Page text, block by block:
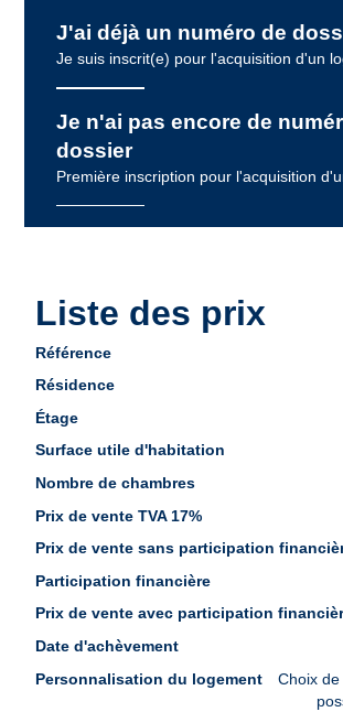
J'ai déjà un numéro de
Je suis inscrit(e) pour l'acquisition d'un
Je n'ai pas encore de
dossier
Première inscription pour l'acquisition
Liste des prix
Liste
prix
Choix